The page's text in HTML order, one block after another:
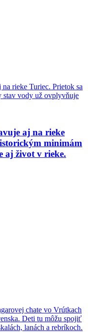
aj na rieke
minimám
aj život v rieke.